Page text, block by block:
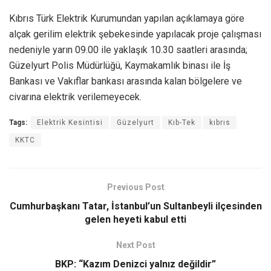
Kıbrıs Türk Elektrik Kurumundan yapılan açıklamaya göre
alçak gerilim elektrik şebekesinde yapılacak proje çalışması
nedeniyle yarın 09.00 ile yaklaşık 10.30 saatleri arasında;
Güzelyurt Polis Müdürlüğü, Kaymakamlık binası ile İş
Bankası ve Vakıflar bankası arasında kalan bölgelere ve
civarına elektrik verilemeyecek.
Tags: Elektrik Kesintisi Güzelyurt Kıb-Tek kıbrıs
KKTC
Previous Post
Cumhurbaşkanı Tatar, İstanbul’un Sultanbeyli ilçesinden
gelen heyeti kabul etti
Next Post
BKP: “Kazım Denizci yalnız değildir”